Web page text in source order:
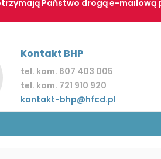
Państwo drogą e-mailową
Kontakt BHP
tel. kom. 607 403 005
tel. kom. 721 910 920
kontakt-bhp@hfcd.pl